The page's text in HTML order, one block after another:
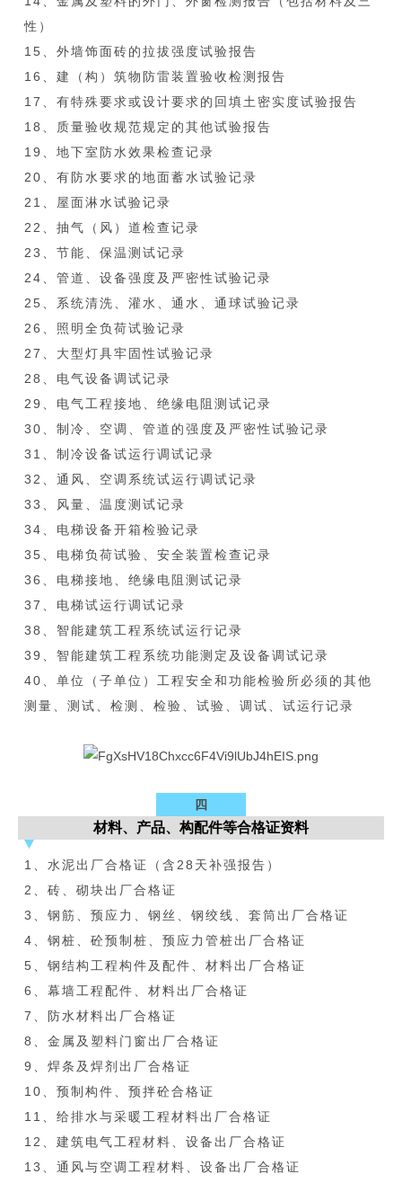
性）
15、外墙饰面砖的拉拔强度试验报告
16、建（构）筑物防雷装置验收检测报告
17、有特殊要求或设计要求的回填土密实度试验报告
18、质量验收规范规定的其他试验报告
19、地下室防水效果检查记录
20、有防水要求的地面蓄水试验记录
21、屋面淋水试验记录
22、抽气（风）道检查记录
23、节能、保温测试记录
24、管道、设备强度及严密性试验记录
25、系统清洗、灌水、通水、通球试验记录
26、照明全负荷试验记录
27、大型灯具牢固性试验记录
28、电气设备调试记录
29、电气工程接地、绝缘电阻测试记录
30、制冷、空调、管道的强度及严密性试验记录
31、制冷设备试运行调试记录
32、通风、空调系统试运行调试记录
33、风量、温度测试记录
34、电梯设备开箱检验记录
35、电梯负荷试验、安全装置检查记录
36、电梯接地、绝缘电阻测试记录
37、电梯试运行调试记录
38、智能建筑工程系统试运行记录
39、智能建筑工程系统功能测定及设备调试记录
40、单位（子单位）工程安全和功能检验所必须的其他
测量、测试、检测、检验、试验、调试、试运行记录
四
材料、产品、构配件等合格证资料
1、水泥出厂合格证（含28天补强报告）
2、砖、砌块出厂合格证
3、钢筋、预应力、钢丝、钢绞线、套筒出厂合格证
4、钢桩、砼预制桩、预应力管桩出厂合格证
5、钢结构工程构件及配件、材料出厂合格证
6、幕墙工程配件、材料出厂合格证
7、防水材料出厂合格证
8、金属及塑料门窗出厂合格证
9、焊条及焊剂出厂合格证
10、预制构件、预拌砼合格证
11、给排水与采暖工程材料出厂合格证
12、建筑电气工程材料、设备出厂合格证
13、通风与空调工程材料、设备出厂合格证